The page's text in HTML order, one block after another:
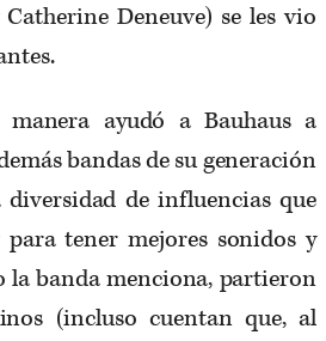
Deneuve) se les vio
ayudó a Bauhaus a
bandas de su generación
de influencias que
tener mejores sonidos y
la banda menciona, partieron
(incluso cuentan que, al